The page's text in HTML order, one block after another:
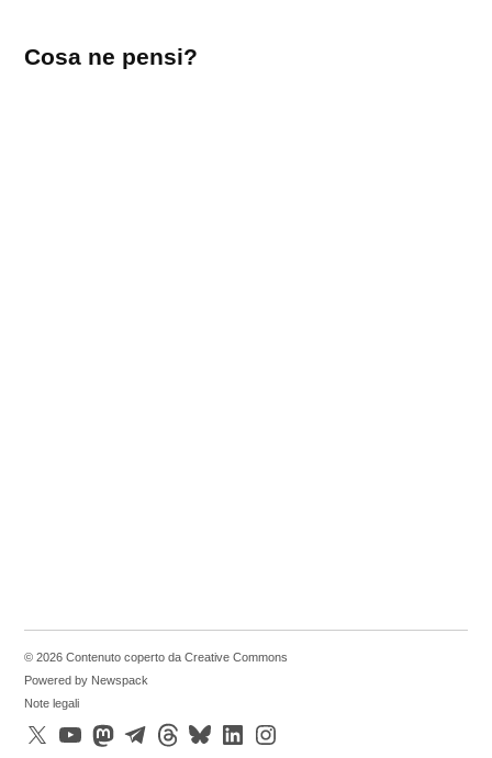
un
Cosa ne pensi?
© 2026 Contenuto coperto da Creative Commons
Powered by Newspack
Note legali
X
YouTubeMastodonTelegramThreadsBlueskyLinkedInInstagram